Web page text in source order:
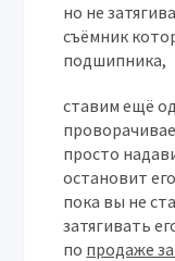
но не
съёмник
подшипника,
ставим ещё
просто
остановит
пока вы не
затягивать
по продаже